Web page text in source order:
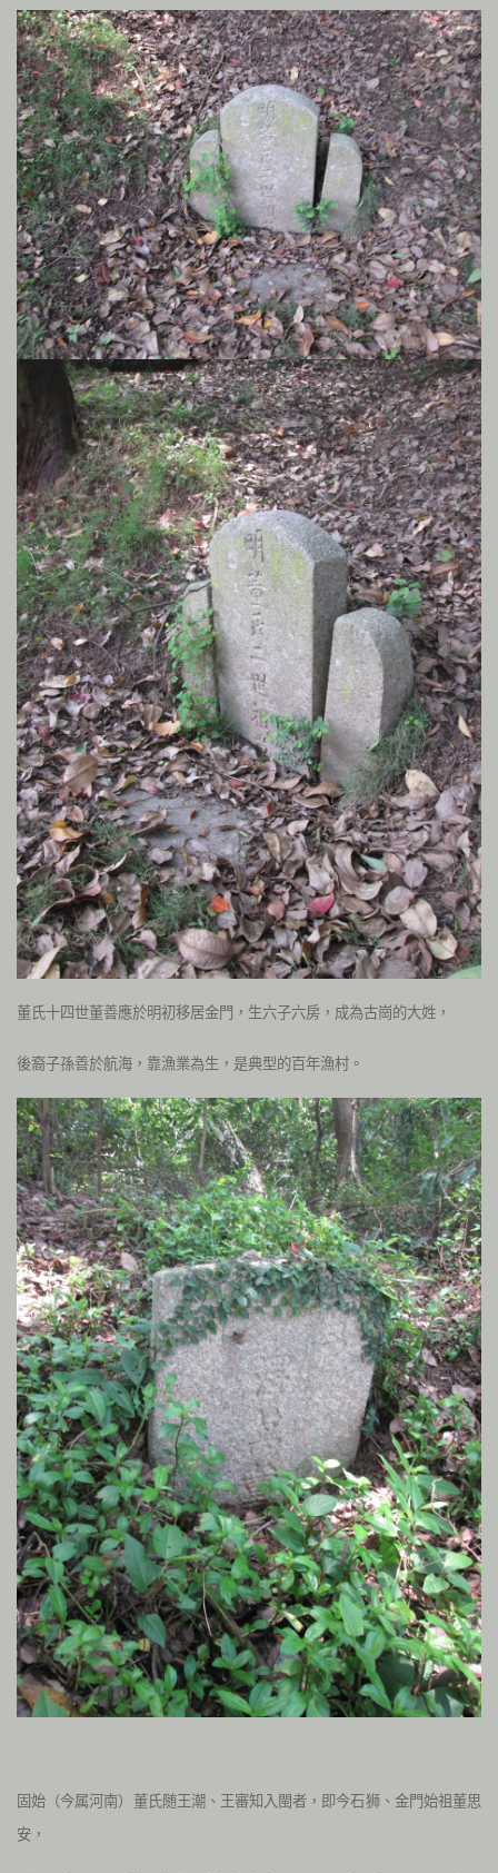
董氏十四世董善應於明初移居金門，生六子六房，成為古崗的大姓，
後裔子孫善於航海，靠漁業為生，是典型的百年漁村。
固始（今属河南）董氏随王潮、王審知入閩者，即今石狮、金門始祖董思
安，